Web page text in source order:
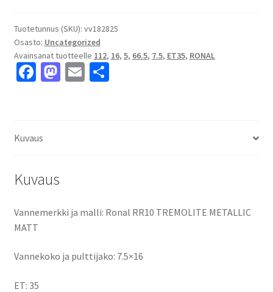
MATT
7.5x16"
5x112
ET35
Tuotetunnus (SKU): vv182825
Osasto: Uncategorized
Avainsanat tuotteelle 112, 16, 5, 66.5, 7.5, ET35, RONAL
Fa
o
M E S
Kuvaus
Kuvaus
Vannemerkki ja malli: Ronal RR10 TREMOLITE METALLIC
MATT
Vannekoko ja pulttijako: 7.5×16
ET: 35